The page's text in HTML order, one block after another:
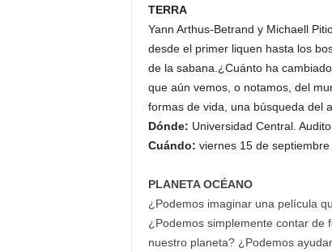
TERRA
Yann Arthus-Betrand y Michaell
desde el primer liquen hasta los
de la sabana.¿Cuánto ha
que aún vemos, o notamos, del
formas de vida, una búsqueda del
Dónde: Universidad Central.
Cuándo: viernes 15 de
PLANETA OCÉANO
¿Podemos imaginar una película
¿Podemos simplemente contar de
nuestro planeta? ¿Podemos